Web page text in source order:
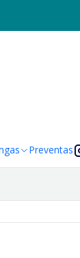
Preventas
5